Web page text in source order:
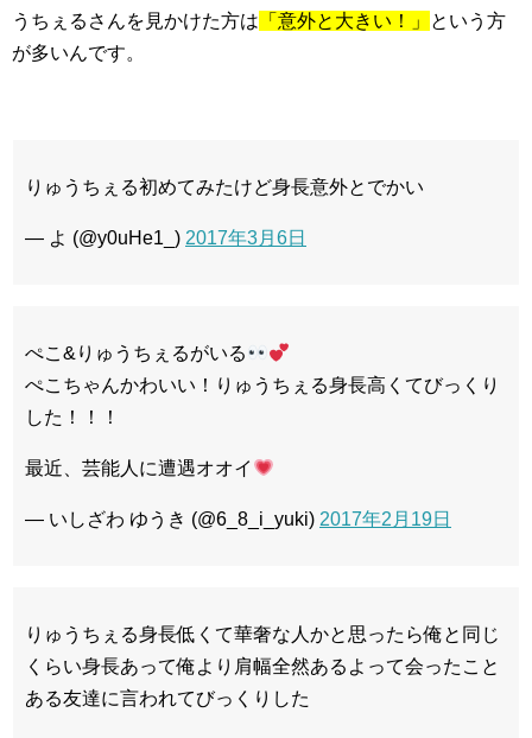
うちぇるさんを見かけた方は 「意外と大きい！」
という方
が多いんです。
りゅうちぇる初めてみたけど身長意外とでかい
— よ (@y0uHe1_) 2017年3月6日
ぺこ&りゅうちぇるがいる
ぺこちゃんかわいい！りゅうちぇる身長高くてびっくり
した！！！
最近、芸能人に遭遇オオイ
— いしざわ ゆうき (@6_8_i_yuki) 2017年2月19日
りゅうちぇる身長低くて華奢な人かと思ったら俺と同じ
くらい身長あって俺より肩幅全然あるよって会ったこと
ある友達に言われてびっくりした